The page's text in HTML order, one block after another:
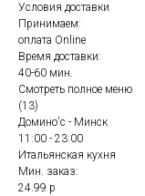
Условия доставки
Принимаем:
оплата Online
Время доставки:
40-60 мин.
Смотреть полное меню
(13)
Домино'с - Минск
11:00 - 23:00
Итальянская кухня
Мин. заказ:
24.99 р